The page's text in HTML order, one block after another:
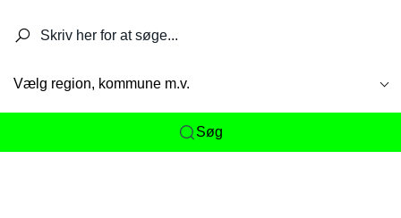
Vælg region, kommune m.v.
Søg